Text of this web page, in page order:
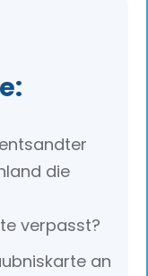
die
verpasst?
an